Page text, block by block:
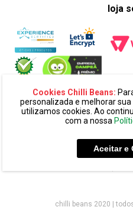
Cookies Chilli Beans:
personalizada e melhorar
utilizamos cookies. Ao
com a nossa
Aceitar e
loja
ltda. cnpj:
alameda
chilli beans 2020 |